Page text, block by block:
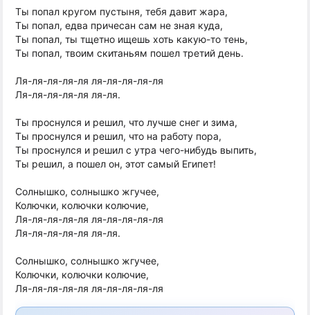
Ты попал кругом пустыня, тебя давит жара,
Ты попал, едва причесан сам не зная куда,
Ты попал, ты тщетно ищешь хоть какую-то тень,
Ты попал, твоим скитаньям пошел третий день.
Ля-ля-ля-ля-ля ля-ля-ля-ля-ля
Ля-ля-ля-ля-ля ля-ля.
Ты проснулся и решил, что лучше снег и зима,
Ты проснулся и решил, что на работу пора,
Ты проснулся и решил с утра чего-нибудь выпить,
Ты решил, а пошел он, этот самый Египет!
Солнышко, солнышко жгучее,
Колючки, колючки колючие,
Ля-ля-ля-ля-ля ля-ля-ля-ля-ля
Ля-ля-ля-ля-ля ля-ля.
Солнышко, солнышко жгучее,
Колючки, колючки колючие,
Ля-ля-ля-ля-ля ля-ля-ля-ля-ля